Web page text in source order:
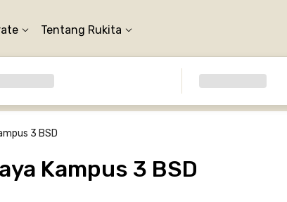
Tentang Rukita
3 BSD
Kampus 3 BSD